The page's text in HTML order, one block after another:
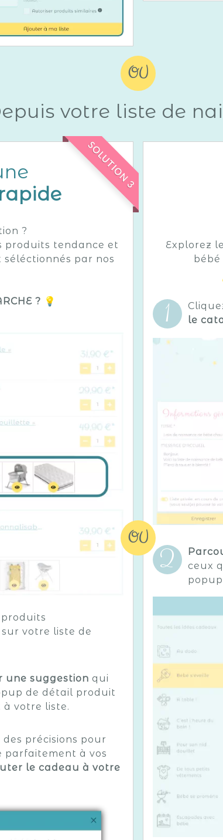
OU
votre liste de
SOLUTION 3
?
produits tendance et
par nos
? 💡
votre liste de
une suggestion qui
de détail produit
votre liste.
des précisions pour
parfaitement à vos
le cadeau à votre
OU
Explorez
le
ceux